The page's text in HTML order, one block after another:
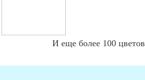
И еще более 100 цветов